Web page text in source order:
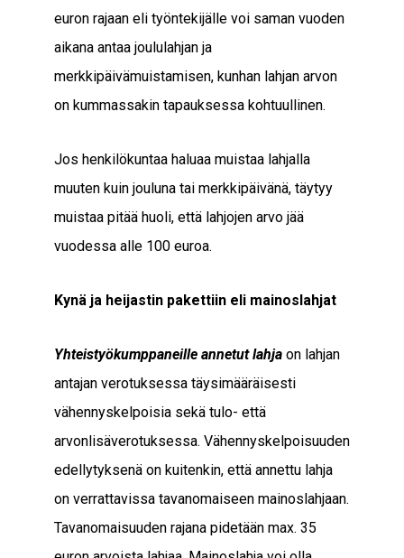
euron rajaan eli työntekijälle voi saman vuoden
aikana antaa joululahjan ja
merkkipäivämuistamisen, kunhan lahjan arvon
on kummassakin tapauksessa kohtuullinen.
Jos henkilökuntaa haluaa muistaa lahjalla
muuten kuin jouluna tai merkkipäivänä, täytyy
muistaa pitää huoli, että lahjojen arvo jää
vuodessa alle 100 euroa.
Kynä ja heijastin pakettiin eli mainoslahjat
Yhteistyökumppaneille annetut lahja on lahjan
antajan verotuksessa täysimääräisesti
vähennyskelpoisia sekä tulo- että
arvonlisäverotuksessa. Vähennyskelpoisuuden
edellytyksenä on kuitenkin, että annettu lahja
on verrattavissa tavanomaiseen mainoslahjaan.
Tavanomaisuuden rajana pidetään max. 35